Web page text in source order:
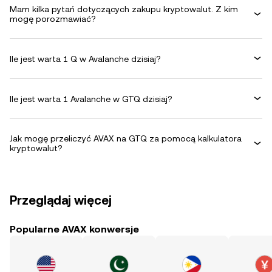
Mam kilka pytań dotyczących zakupu kryptowalut. Z kim
mogę porozmawiać?
Ile jest warta 1 Q w Avalanche dzisiaj?
Ile jest warta 1 Avalanche w GTQ dzisiaj?
Jak mogę przeliczyć AVAX na GTQ za pomocą kalkulatora
kryptowalut?
Przeglądaj więcej
Popularne AVAX konwersje